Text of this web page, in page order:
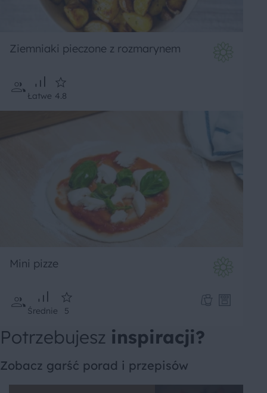
Ziemniaki pieczone z rozmarynem
Łatwe 4.8
Mini pizze
Średnie 5
Potrzebujesz inspiracji?
Zobacz garść porad i przepisów